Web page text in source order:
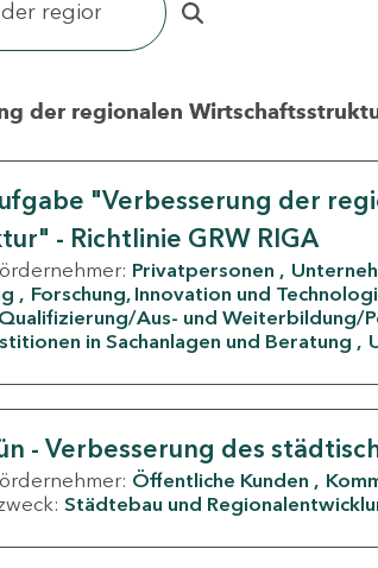
der regionalen
"Verbesserung der
- Richtlinie GRW RIGA
Privatpersonen
Forschung, Innovation und
Qualifizierung/Aus- und Weiterbildung/
in Sachanlagen und Beratung
- Verbesserung des
Öffentliche Kunden
Städtebau und